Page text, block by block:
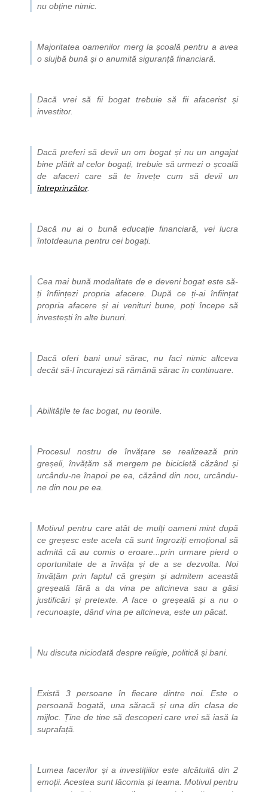
nu obține nimic.
Majoritatea oamenilor merg la școală pentru a avea
o slujbă bună și o anumită siguranță financiară.
Dacă vrei să fii bogat trebuie să fii afacerist și
investitor.
Dacă preferi să devii un om bogat și nu un angajat
bine plătit al celor bogați, trebuie să urmezi o școală
de afaceri care să te învețe cum să devii un
întreprinzător.
Dacă nu ai o bună educație financiară, vei lucra
întotdeauna pentru cei bogați.
Cea mai bună modalitate de e deveni bogat este să-
ți înființezi propria afacere. După ce ți-ai înființat
propria afacere și ai venituri bune, poți începe să
investești în alte bunuri.
Dacă oferi bani unui sărac, nu faci nimic altceva
decât să-l încurajezi să rămână sărac în continuare.
Abilitățile te fac bogat, nu teoriile.
Procesul nostru de învățare se realizează prin
greșeli, învățăm să mergem pe bicicletă căzând și
urcându-ne înapoi pe ea, căzând din nou, urcându-
ne din nou pe ea.
Motivul pentru care atât de mulți oameni mint după
ce greșesc este acela că sunt îngroziți emoțional să
admită că au comis o eroare...prin urmare pierd o
oportunitate de a învăța și de a se dezvolta. Noi
învățăm prin faptul că greșim și admitem această
greșeală fără a da vina pe altcineva sau a găsi
justificări și pretexte. A face o greșeală și a nu o
recunoaște, dând vina pe altcineva, este un păcat.
Nu discuta niciodată despre religie, politică și bani.
Există 3 persoane în fiecare dintre noi. Este o
persoană bogată, una săracă și una din clasa de
mijloc. Ține de tine să descoperi care vrei să iasă la
suprafață.
Lumea facerilor și a investițiilor este alcătuită din 2
emoții. Acestea sunt lăcomia și teama. Motivul pentru